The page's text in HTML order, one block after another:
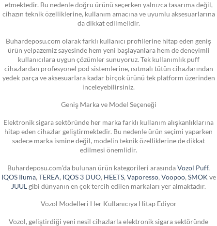
etmektedir. Bu nedenle doğru ürünü seçerken yalnızca tasarıma değil,
cihazın teknik özelliklerine, kullanım amacına ve uyumlu aksesuarlarına
da dikkat edilmelidir.
Buhardeposu.com olarak farklı kullanıcı profillerine hitap eden geniş
ürün yelpazemiz sayesinde hem yeni başlayanlara hem de deneyimli
kullanıcılara uygun çözümler sunuyoruz. Tek kullanımlık puff
cihazlardan profesyonel pod sistemlerine, ısıtmalı tütün cihazlarından
yedek parça ve aksesuarlara kadar birçok ürünü tek platform üzerinden
inceleyebilirsiniz.
Geniş Marka ve Model Seçeneği
Elektronik sigara sektöründe her marka farklı kullanım alışkanlıklarına
hitap eden cihazlar geliştirmektedir. Bu nedenle ürün seçimi yaparken
sadece marka ismine değil, modelin teknik özelliklerine de dikkat
edilmesi önemlidir.
Buhardeposu.com’da bulunan ürün kategorileri arasındaVozol Puff,
IQOS Iluma, TEREA IQOS 3 DUO, HEETS, Vaporesso, Voopoo, SMOK ve
JUUL gibi dünyanın en çok tercih edilen markaları yer almaktadır.
Vozol Modelleri Her Kullanıcıya Hitap Ediyor
Vozol, geliştirdiği yeni nesil cihazlarla elektronik sigara sektöründe